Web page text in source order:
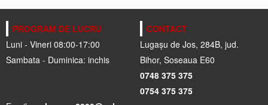
PROGRAM DE LUCRU
Luni - Vineri 08:00-17:00
Sambata - Duminica: inchis
CONTACT
Lugașu de Jos, 284B, jud.
Bihor, Soseaua E60
0748 375 375
0754 375 375